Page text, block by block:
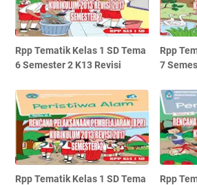
Rpp Tematik Kelas 1 SD Tema
6 Semester 2 K13 Revisi
Rpp
7
Rpp Tematik Kelas 1 SD Tema
Rpp